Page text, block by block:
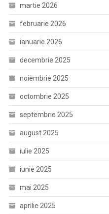
martie 2026
februarie 2026
ianuarie 2026
decembrie 2025
noiembrie 2025
octombrie 2025
septembrie 2025
august 2025
iulie 2025
iunie 2025
mai 2025
aprilie 2025